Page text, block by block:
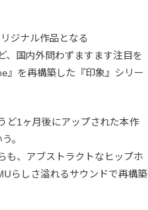
ジナル作品となる
、国内外問わずますます注目を
』を再構築した『印象』シリー
ど1ヶ月後にアップされた本作
。
も、アブストラクトなヒップホ
らしさ溢れるサウンドで再構築